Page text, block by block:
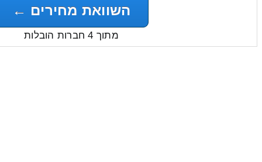
השוואת מחירים ←
מתוך 4 חברות הובלות